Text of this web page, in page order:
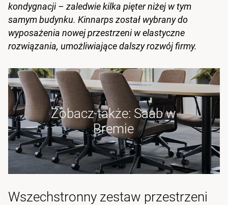
kondygnacji – zaledwie kilka pięter niżej w tym
samym budynku. Kinnarps został wybrany do
wyposażenia nowej przestrzeni w elastyczne
rozwiązania, umożliwiające dalszy rozwój firmy.
Zobacz także: Saab w
Bremie
Wszechstronny zestaw przestrzeni